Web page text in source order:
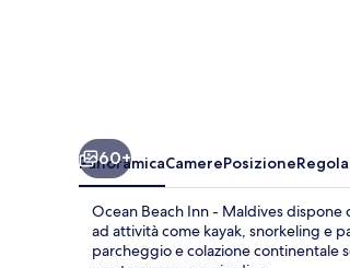
60+
PanoramicaCamerePosizione
Ocean Beach Inn - Maldives dispone
ad attività come kayak, snorkeling e
parcheggio e colazione continentale